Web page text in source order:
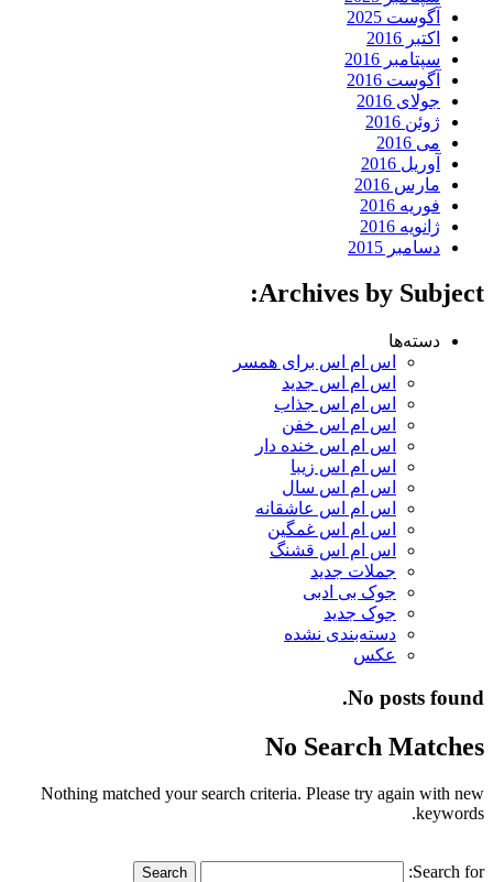
آگوست 2025
اکتبر 2016
سپتامبر 2016
آگوست 2016
جولای 2016
ژوئن 2016
می 2016
آوریل 2016
مارس 2016
فوریه 2016
ژانویه 2016
دسامبر 2015
Archives by Subject:
دسته‌ها
اس ام اس برای همسر
اس ام اس جدید
اس ام اس جذاب
اس ام اس خفن
اس ام اس خنده دار
اس ام اس زیبا
اس ام اس سال
اس ام اس عاشقانه
اس ام اس غمگین
اس ام اس قشنگ
جملات جدید
جوک بی ادبی
جوک جدید
دسته‌بندی نشده
عکس
No posts found.
No Search Matches
Nothing matched your search criteria. Please try again with new
keywords.
Search for: